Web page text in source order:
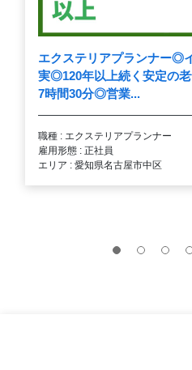
エクステリアプランナー◎
実◎120年以上続く安定の
7時間30分◎営業...
職種 : エクステリアプランナー
雇用形態 : 正社員
エリア : 愛知県名古屋市中区